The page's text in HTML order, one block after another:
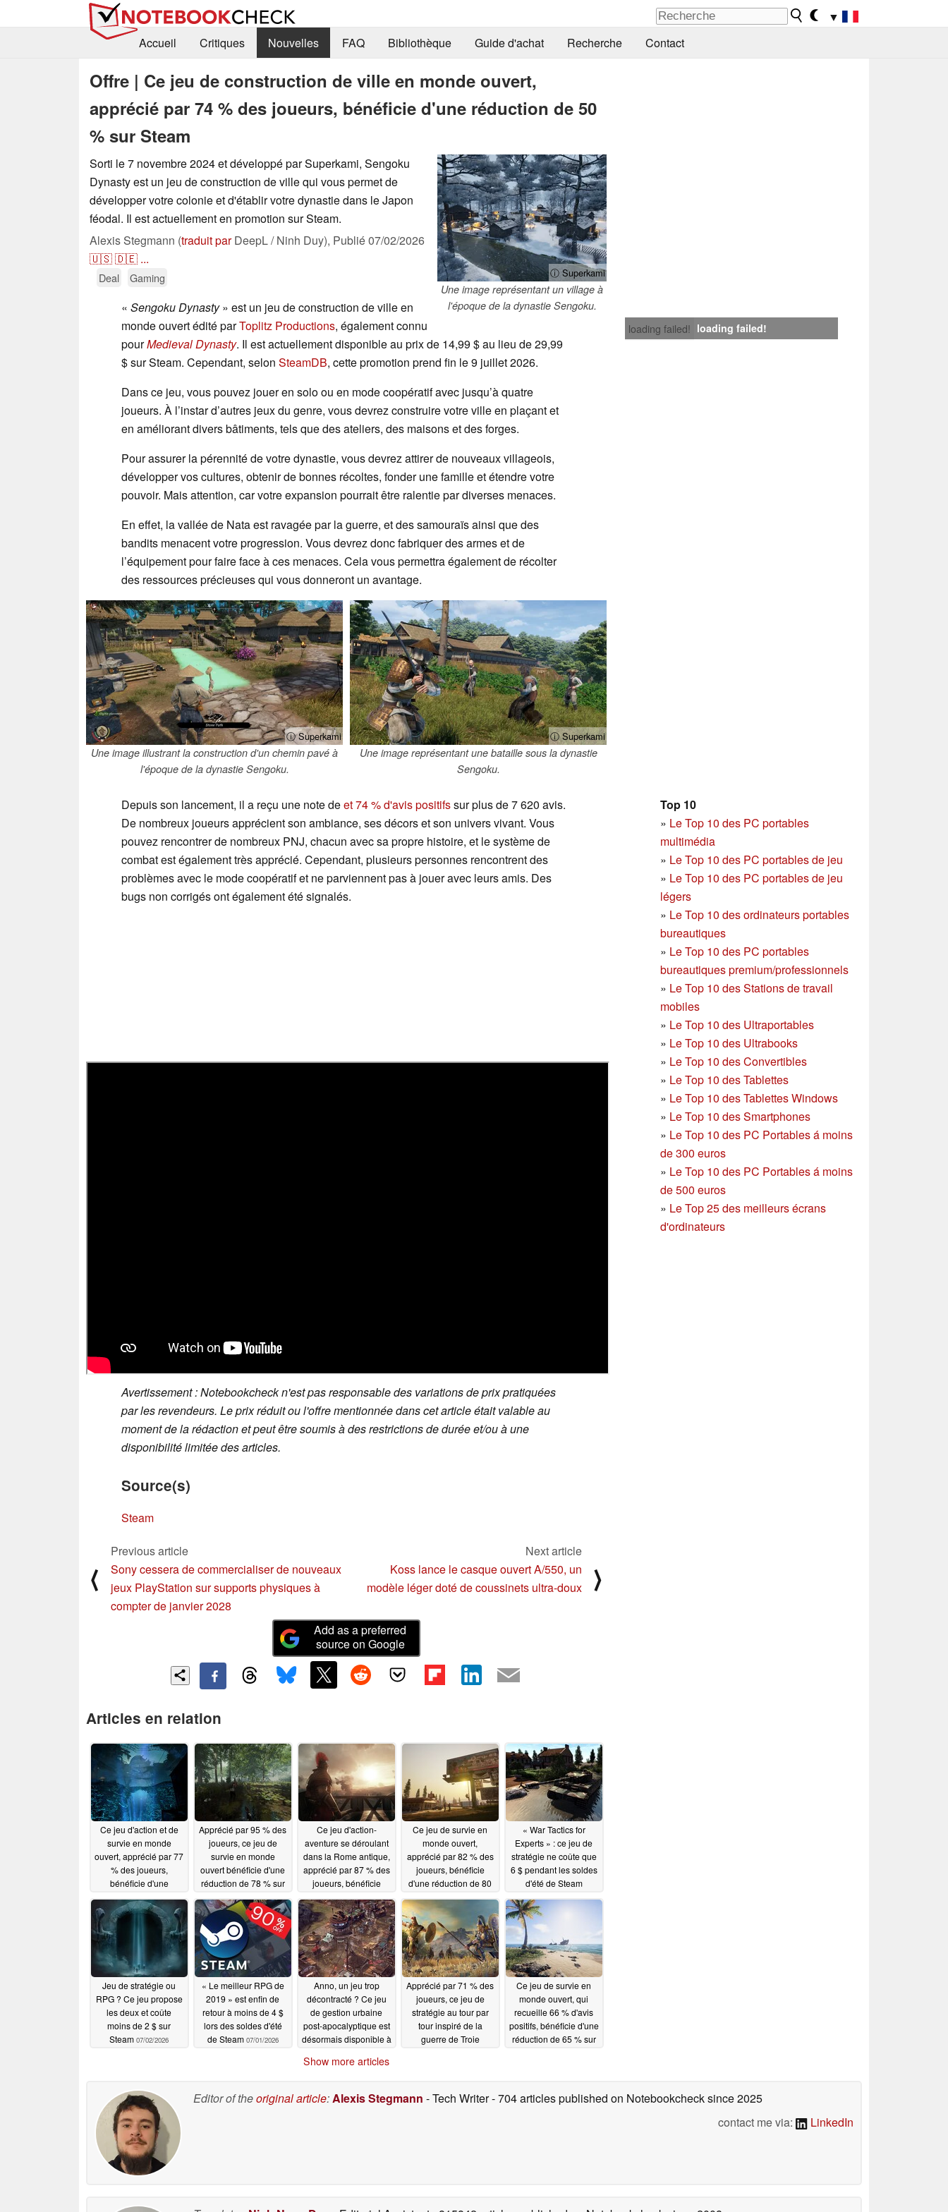
▼
Accueil
Critiques Nouvelles FAQ Bibliothèque Guide d'achat Recherche Contact
Offre | Ce jeu de construction de ville en monde ouvert,
apprécié par 74 % des joueurs, bénéficie d'une réduction de 50
% sur Steam
ⓘ Superkami
Une image représentant un village à
l'époque de la dynastie Sengoku.
Sorti le 7 novembre 2024 et développé par Superkami, Sengoku
Dynasty est un jeu de construction de ville qui vous permet de
développer votre colonie et d'établir votre dynastie dans le Japon
féodal. Il est actuellement en promotion sur Steam.
Alexis Stegmann (traduit parDeepL / Ninh Duy), Publié07/02/2026
🇺🇸🇩🇪 ...
Deal Gaming
loading failed! loading failed!
« Sengoku Dynasty» est un jeu de construction de ville en
monde ouvert édité parToplitz Productions, également connu
pourMedieval Dynasty. Il est actuellement disponible au prix de 14,99 $ au lieu de 29,99
$ sur Steam. Cependant, selon SteamDB, cette promotion prend fin le 9 juillet 2026.
Dans ce jeu, vous pouvez jouer en solo ou en mode coopératif avec jusqu’à quatre
joueurs. À l’instar d’autres jeux du genre, vous devrez construire votre ville en plaçant et
en améliorant divers bâtiments, tels que des ateliers, des maisons et des forges.
Pour assurer la pérennité de votre dynastie, vous devrez attirer de nouveaux villageois,
développer vos cultures, obtenir de bonnes récoltes, fonder une famille et étendre votre
pouvoir. Mais attention, car votre expansion pourrait être ralentie par diverses menaces.
En effet, la vallée de Nata est ravagée par la guerre, et des samouraïs ainsi que des
bandits menacent votre progression. Vous devrez donc fabriquer des armes et de
l’équipement pour faire face à ces menaces. Cela vous permettra également de récolter
des ressources précieuses qui vous donneront un avantage.
ⓘ Superkami
Une image illustrant la construction d'un chemin pavé à
l'époque de la dynastie Sengoku.
ⓘ Superkami
Une image représentant une bataille sous la dynastie
Sengoku.
Top 10
» Le Top 10 des PC portables
multimédia
» Le Top 10 des PC portables de jeu
» Le Top 10 des PC portables de jeu
légers
» Le Top 10 des ordinateurs portables
bureautiques
» Le Top 10 des PC portables
bureautiques premium/professionnels
» Le Top 10 des Stations de travail
mobiles
» Le Top 10 des Ultraportables
» Le Top 10 des Ultrabooks
» Le Top 10 des Convertibles
» Le Top 10 des Tablettes
» Le Top 10 des Tablettes Windows
» Le Top 10 des Smartphones
» Le Top 10 des PC Portables á moins
de 300 euros
» Le Top 10 des PC Portables á moins
de 500 euros
» Le Top 25 des meilleurs écrans
d'ordinateurs
Depuis son lancement, il a reçu une note deet 74 % d'avis positifssur plus de 7 620 avis.
De nombreux joueurs apprécient son ambiance, ses décors et son univers vivant. Vous
pouvez rencontrer de nombreux PNJ, chacun avec sa propre histoire, et le système de
combat est également très apprécié. Cependant, plusieurs personnes rencontrent des
problèmes avec le mode coopératif et ne parviennent pas à jouer avec leurs amis. Des
bugs non corrigés ont également été signalés.
Avertissement : Notebookcheck n'est pas responsable des variations de prix pratiquées
par les revendeurs. Le prix réduit ou l'offre mentionnée dans cet article était valable au
moment de la rédaction et peut être soumis à des restrictions de durée et/ou à une
disponibilité limitée des articles.
Source(s)
Steam
⟨
Previous article
Sony cessera de commercialiser de nouveaux
jeux PlayStation sur supports physiques à
compter de janvier 2028
Next article
Koss lance le casque ouvert A/550, un
modèle léger doté de coussinets ultra-doux
⟩
Add as a preferred
source on Google
Articles en relation
Ce jeu d'action et de
survie en monde
ouvert, apprécié par 77
% des joueurs,
bénéficie d'une
Steam07/08/2026
Apprécié par 95 % des
joueurs, ce jeu de
survie en monde
ouvert bénéficie d'une
réduction de 78 % sur
07/07/2026
Ce jeu d'action-
aventure se déroulant
dans la Rome antique,
apprécié par 87 % des
joueurs, bénéficie
% sur Steam07/05/2026
Ce jeu de survie en
monde ouvert,
apprécié par 82 % des
joueurs, bénéficie
d'une réduction de 80
07/03/2026
« War Tactics for
Experts » : ce jeu de
stratégie ne coûte que
6 $ pendant les soldes
d'été de Steam
07/02/2026
Jeu de stratégie ou
RPG ? Ce jeu propose
les deux et coûte
moins de 2 $ sur
Steam 07/02/2026
« Le meilleur RPG de
2019 » est enfin de
retour à moins de 4 $
lors des soldes d'été
de Steam 07/01/2026
Anno, un jeu trop
décontracté ? Ce jeu
de gestion urbaine
post-apocalyptique est
désormais disponible à
lieu de 25 $ sur Steam
Apprécié par 71 % des
joueurs, ce jeu de
stratégie au tour par
tour inspiré de la
guerre de Troie
Ce jeu de survie en
monde ouvert, qui
recueille 66 % d'avis
positifs, bénéficie d'une
réduction de 65 % sur
Show more articles
Editor of theoriginal article:Alexis Stegmann - Tech Writer- 704 articles published on Notebookchecksince 2025
contact me via:
LinkedIn